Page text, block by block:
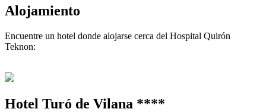
Alojamiento
Encuentre un hotel donde alojarse cerca del Hospital Quirón
Teknon:
Hotel Turó de Vilana ****